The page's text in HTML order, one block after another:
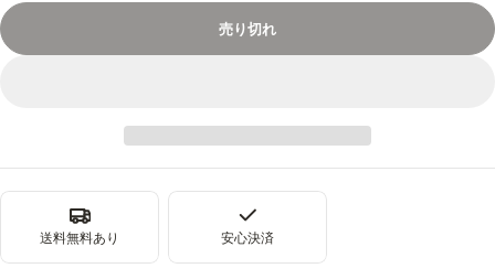
売り切れ
送料無料あり 安心決済